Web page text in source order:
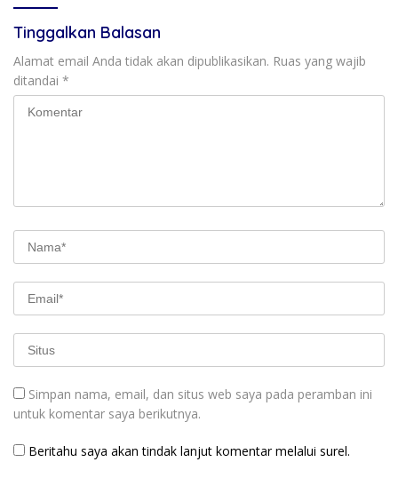
Tinggalkan Balasan
Alamat email Anda tidak akan dipublikasikan. Ruas yang wajib
ditandai *
Simpan nama, email, dan situs web saya pada peramban ini
untuk komentar saya berikutnya.
Beritahu saya akan tindak lanjut komentar melalui surel.